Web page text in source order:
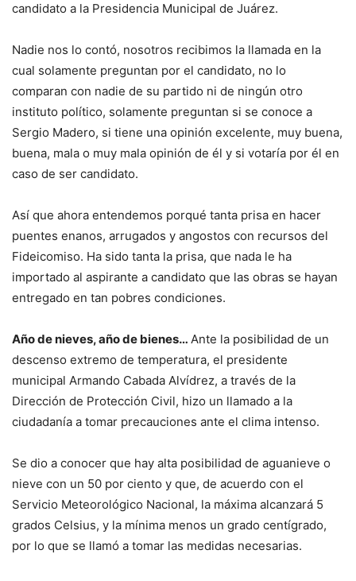
candidato a la Presidencia Municipal de Juárez.
Nadie nos lo contó, nosotros recibimos la llamada en la
cual solamente preguntan por el candidato, no lo
comparan con nadie de su partido ni de ningún otro
instituto político, solamente preguntan si se conoce a
Sergio Madero, si tiene una opinión excelente, muy buena,
buena, mala o muy mala opinión de él y si votaría por él en
caso de ser candidato.
Así que ahora entendemos porqué tanta prisa en hacer
puentes enanos, arrugados y angostos con recursos del
Fideicomiso. Ha sido tanta la prisa, que nada le ha
importado al aspirante a candidato que las obras se hayan
entregado en tan pobres condiciones.
Año de nieves, año de bienes… Ante la posibilidad de un
descenso extremo de temperatura, el presidente
municipal Armando Cabada Alvídrez, a través de la
Dirección de Protección Civil, hizo un llamado a la
ciudadanía a tomar precauciones ante el clima intenso.
Se dio a conocer que hay alta posibilidad de aguanieve o
nieve con un 50 por ciento y que, de acuerdo con el
Servicio Meteorológico Nacional, la máxima alcanzará 5
grados Celsius, y la mínima menos un grado centígrado,
por lo que se llamó a tomar las medidas necesarias.